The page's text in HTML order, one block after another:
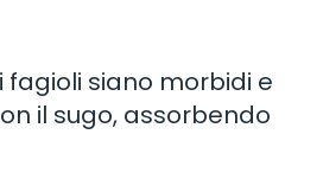
fagioli siano morbidi e
il sugo, assorbendo